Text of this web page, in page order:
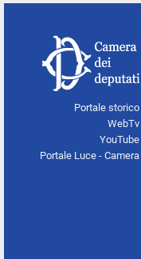
Portale storico
WebTv
YouTube
Portale Luce - Camera